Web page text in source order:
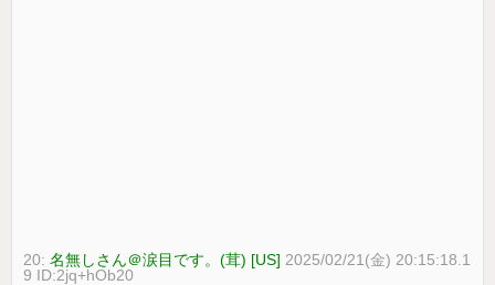
20:名無しさん＠涙目です。(茸) [US] 2025/02/21(金) 20:15:18.1
9 ID:2jq+hOb20